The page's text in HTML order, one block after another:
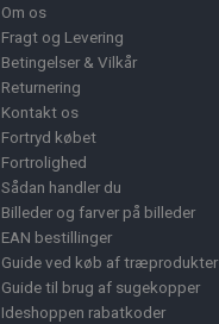
Om os
Fragt og Levering
Betingelser & Vilkår
Returnering
Kontakt os
Fortryd købet
Fortrolighed
Sådan handler du
Billeder og farver på billeder
EAN bestillinger
Guide ved køb af træprodukter
Guide til brug af sugekopper
Ideshoppen rabatkoder